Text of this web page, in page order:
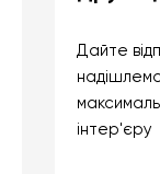
Дайте
інтер'єру